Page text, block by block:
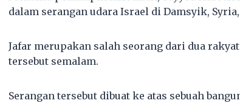
dalam serangan udara Israel di Damsyik,
Jafar merupakan salah seorang dari dua
tersebut semalam.
Serangan tersebut dibuat ke atas sebuah